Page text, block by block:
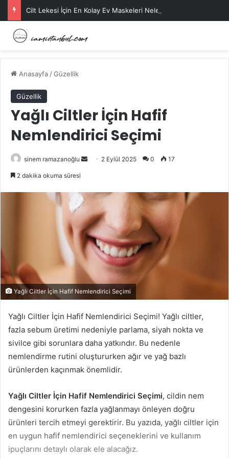
Cilt Lekesi İçin En Kolay Ev Maskeleri Nelerdir?
Anasayfa /Güzellik
Güzellik
Yağlı Ciltler İçin Hafif
Nemlendirici Seçimi
sinem ramazanoğlu
Bir
göndermek
2 Eylül 2025 0 17
2 dakika okuma süresi
Yağlı Ciltler İçin Hafif Nemlendirici Seçimi
Yağlı Ciltler İçin Hafif Nemlendirici Seçimi! Yağlı ciltler,
fazla sebum üretimi nedeniyle parlama, siyah nokta ve
sivilce gibi sorunlara daha yatkındır. Bu nedenle
nemlendirme rutini oluştururken ağır ve yağ bazlı
ürünlerden kaçınmak önemlidir.
Yağlı Ciltler İçin Hafif Nemlendirici Seçimi, cildin nem
dengesini korurken fazla yağlanmayı önleyen doğru
ürünleri tercih etmeyi gerektirir. Bu yazıda, yağlı ciltler için
en uygun hafif nemlendirici seçeneklerini ve kullanım
ipuçlarını detaylı olarak ele alacağız.